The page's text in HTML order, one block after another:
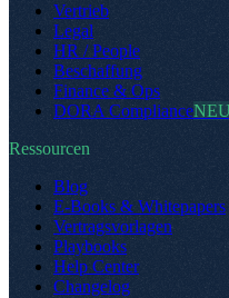
Vertrieb
Legal
HR / People
Beschaffung
Finance & Ops
DORA ComplianceNEU
Ressourcen
Blog
E-Books & Whitepapers
Vertragsvorlagen
Playbooks
Help Center
Changelog